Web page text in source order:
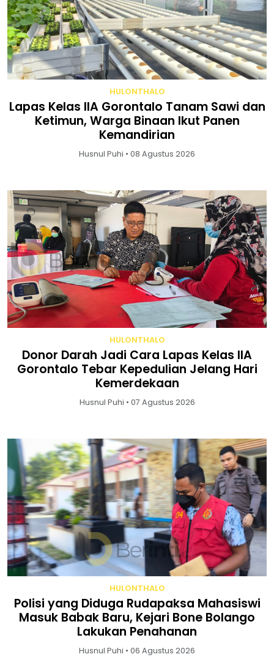
HULONTHALO
Lapas Kelas IIA Gorontalo Tanam Sawi dan
Ketimun, Warga Binaan Ikut Panen
Kemandirian
Husnul Puhi • 08 Agustus 2026
HULONTHALO
Donor Darah Jadi Cara Lapas Kelas IIA
Gorontalo Tebar Kepedulian Jelang Hari
Kemerdekaan
Husnul Puhi • 07 Agustus 2026
HULONTHALO
Polisi yang Diduga Rudapaksa Mahasiswi
Masuk Babak Baru, Kejari Bone Bolango
Lakukan Penahanan
Husnul Puhi • 06 Agustus 2026